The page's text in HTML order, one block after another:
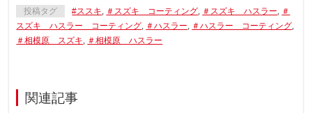
投稿タグ #ススキ, ＃スズキ コーティング, ＃スズキ ハスラー, ＃
スズキ ハスラー コーティング, ＃ハスラー, ＃ハスラー コーティング,
＃相模原 スズキ, ＃相模原 ハスラー
関連記事